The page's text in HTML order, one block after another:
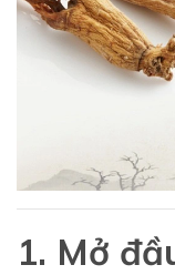
1. Mở